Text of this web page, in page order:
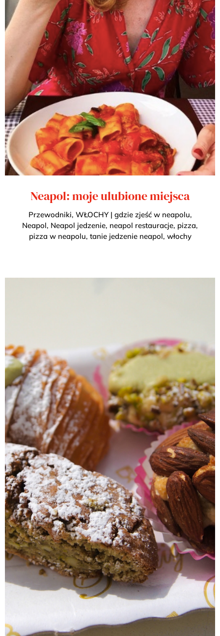
Neapol: moje ulubione miejsca
Przewodniki, WŁOCHY| gdzie zjeść w neapolu,
Neapol, Neapol jedzenie, neapol restauracje, pizza,
pizza w neapolu, tanie jedzenie neapol, włochy